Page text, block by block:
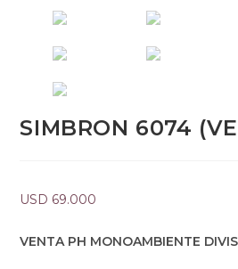
SIMBRON 6074
USD 69.000
VENTA PH MONOAMBIENTE